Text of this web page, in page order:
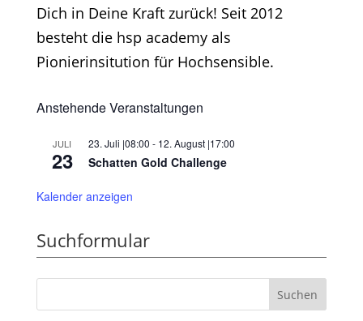
Dich in Deine Kraft zurück! Seit 2012
besteht die hsp academy als
Pionierinsitution für Hochsensible.
Anstehende Veranstaltungen
JULI
23
23. Juli |08:00 - 12. August |17:00
Schatten Gold Challenge
Kalender anzeigen
Suchformular